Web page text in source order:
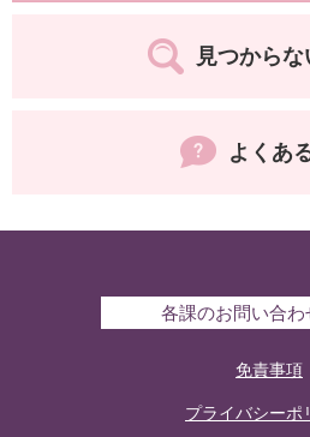
見つから
よくあ
各課のお問い合わ
免責事項
プライバシーポ